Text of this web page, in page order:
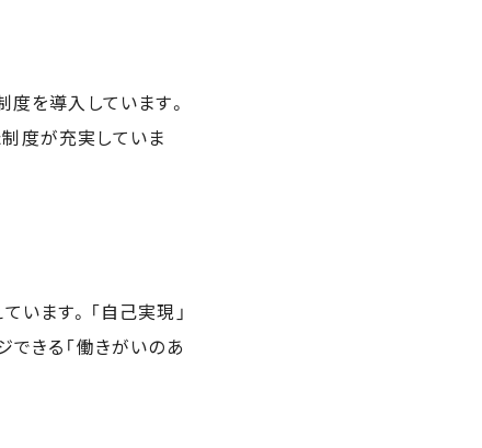
を導入しています。
度が充実していま
います。「自己実現」
できる「働きがいのあ